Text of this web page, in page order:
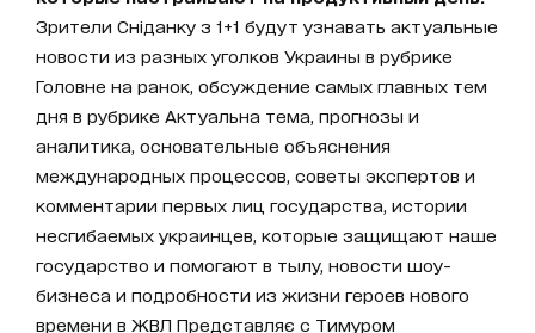
Зрители Сніданку з 1+1 будут узнавать актуальные
новости из разных уголков Украины в рубрике
Головне на ранок, обсуждение самых главных тем
дня в рубрике Актуальна тема, прогнозы и
аналитика, основательные объяснения
международных процессов, советы экспертов и
комментарии первых лиц государства, истории
несгибаемых украинцев, которые защищают наше
государство и помогают в тылу, новости шоу-
бизнеса и подробности из жизни героев нового
времени в ЖВЛ Представляє с Тимуром